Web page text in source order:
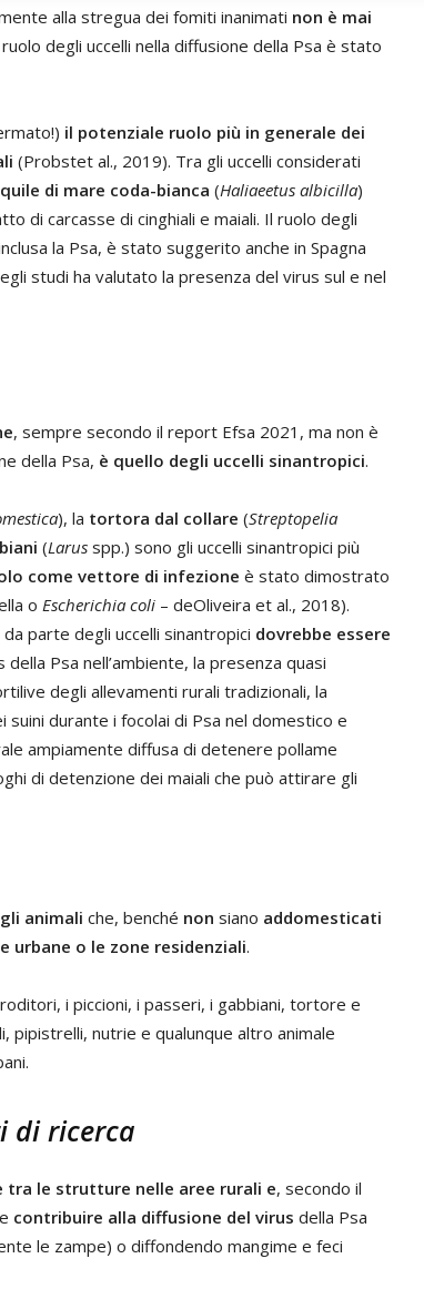
alla stregua dei fomiti inanimati non è mai
degli uccelli nella diffusione della Psa è stato
il potenziale ruolo più in generale dei
(Probstet al., 2019). Tra gli uccelli considerati
di mare coda-bianca (Haliaeetus albicilla)
di carcasse di cinghiali e maiali. Il ruolo degli
la Psa, è stato suggerito anche in Spagna
studi ha valutato la presenza del virus sul e nel
, sempre secondo il report Efsa 2021, ma non è
della Psa, è quello degli uccelli sinantropici.
), la tortora dal collare (Streptopelia
(Larus spp.) sono gli uccelli sinantropici più
come vettore di infezione è stato dimostrato
o Escherichia coli – deOliveira et al., 2018).
da parte degli uccelli sinantropici dovrebbe essere
Psa nell’ambiente, la presenza quasi
degli allevamenti rurali tradizionali, la
durante i focolai di Psa nel domestico e
ampiamente diffusa di detenere pollame
di detenzione dei maiali che può attirare gli
animali che, benché non siano addomesticati
urbane o le zone residenziali.
i piccioni, i passeri, i gabbiani, tortore e
pipistrelli, nutrie e qualunque altro animale
di ricerca
tra le strutture nelle aree rurali e, secondo il
contribuire alla diffusione del virus della Psa
le zampe) o diffondendo mangime e feci